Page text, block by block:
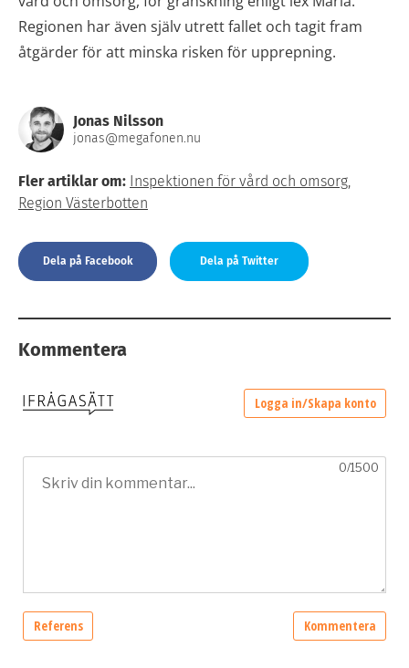
Regionen har även själv utrett fallet och tagit fram
åtgärder för att minska risken för upprepning.
Jonas Nilsson
jonas@megafonen.nu
Fler artiklar om: Inspektionen för vård och omsorg,
Region Västerbotten
Dela på Facebook Dela på Twitter
Kommentera